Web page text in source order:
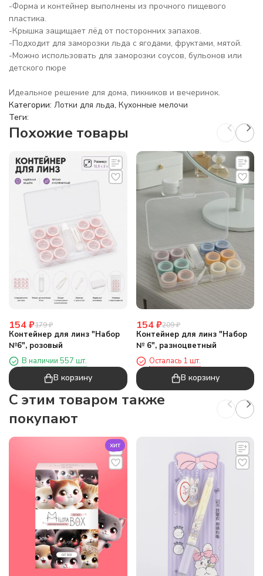
-Форма и контейнер выполнены из прочного пищевого
пластика.
-Крышка защищает лёд от посторонних запахов.
-Подходит для заморозки льда с ягодами, фруктами, мятой.
-Можно использовать для заморозки соусов, бульонов или
детского пюре
Идеальное решение для дома, пикников и вечеринок.
Категории: Лотки для льда, Кухонные мелочи
Теги:
Похожие товары
154₽179₽
Контейнер для линз "Набор
№6", розовый
В наличии 557 шт.
В корзину
154 ₽209₽
Контейнер для линз "Набор
№ 6", разноцветный
Осталась 1 шт.
В корзину
C этим товаром также
покупают
хит